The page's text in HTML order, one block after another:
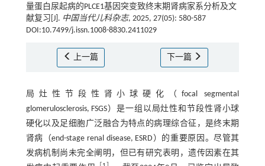
量蛋白尿起病的PLCE1基因突变致终末期肾病家系分析及文
献复习[J]. 中国当代儿科杂志, 2025, 27(05): 580-587
DOI:10.7499/j.issn.1008-8830.2411029
上一篇 下一篇
局灶性节段性肾小球硬化（focal segmental
glomerulosclerosis, FSGS）是一组以局灶性和节段性肾小球
硬化以及足细胞广泛融合为特点的病理综合征，是终末期
肾病（end-stage renal disease, ESRD）的重要原因。尽管其
发病机制尚未完全阐明，但已有研究表明，遗传因素在其